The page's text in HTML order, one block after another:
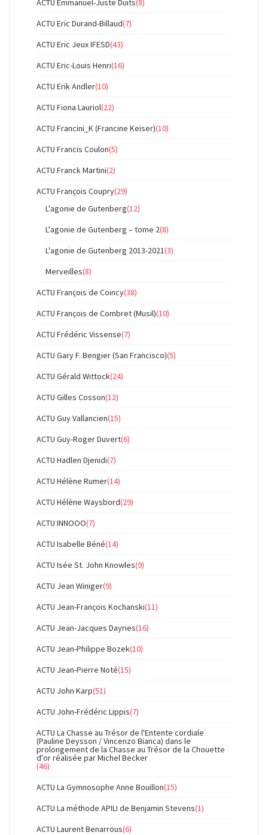
ACTU Emmanuel-Juste Duits(8)
ACTU Eric Durand-Billaud(7)
ACTU Eric Jeux IFESD(43)
ACTU Eric-Louis Henri(16)
ACTU Erik Andler(10)
ACTU Fiona Lauriol(22)
ACTU Francini_K (Francine Keiser)(10)
ACTU Francis Coulon(5)
ACTU Franck Martini(2)
ACTU François Coupry(29)
L'agonie de Gutenberg(12)
L'agonie de Gutenberg – tome 2(8)
L'agonie de Gutenberg 2013-2021(3)
Merveilles(8)
ACTU François de Coincy(38)
ACTU François de Combret (Musil)(10)
ACTU Frédéric Vissense(7)
ACTU Gary F. Bengier (San Francisco)(5)
ACTU Gérald Wittock(24)
ACTU Gilles Cosson(12)
ACTU Guy Vallancien(15)
ACTU Guy-Roger Duvert(6)
ACTU Hadlen Djenidi(7)
ACTU Hélène Rumer(14)
ACTU Hélène Waysbord(29)
ACTU INNOOO(7)
ACTU Isabelle Béné(14)
ACTU Isée St. John Knowles(9)
ACTU Jean Winiger(9)
ACTU Jean-François Kochanski(11)
ACTU Jean-Jacques Dayries(16)
ACTU Jean-Philippe Bozek(10)
ACTU Jean-Pierre Noté(15)
ACTU John Karp(51)
ACTU John-Frédéric Lippis(7)
ACTU La Chasse au Trésor de l'Entente cordiale
(Pauline Deysson / Vincenzo Bianca) dans le
prolongement de la Chasse au Trésor de la Chouette
d'or réalisée par Michel Becker
(46)
ACTU La Gymnosophe Anne Bouillon(15)
ACTU La méthode APILI de Benjamin Stevens(1)
ACTU Laurent Benarrous(6)